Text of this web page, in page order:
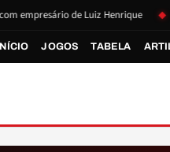
de Luiz Henrique
JOGOS TABELA